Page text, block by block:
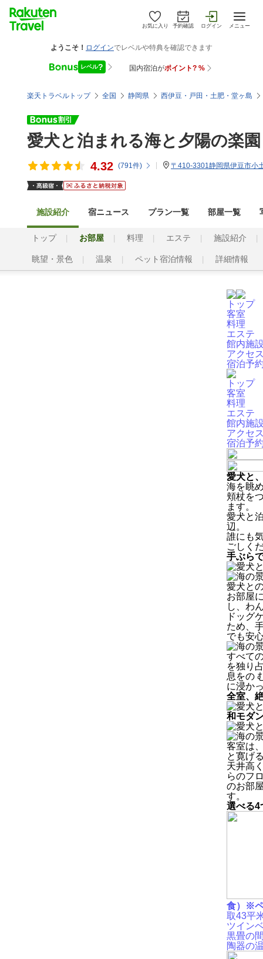
お気に入り 予約確認 ログイン メニュー
楽天トラベルトップ 全国 静岡県 西伊豆・戸田・土肥・堂ヶ島
愛犬と泊まれる海と夕陽の楽
4.32 (791件) 〒410-3301静岡県伊豆市小
施設紹介 宿ニュース プラン一覧 部屋一覧
トップ お部屋 料理 エステ 施設紹介
眺望・景色 温泉 ペット宿泊情報 詳細情報
トップ
客室
料理
エステ
館内施
アクセ
宿泊予
トップ
客室
料理
エステ
館内施
アクセ
宿泊予
愛犬と
海を眺
頬杖を
ます。
愛犬と
辺。
誰にも
ごしく
手ぶら
愛犬と
お部屋
し、わ
ドッグ
ため、
でも安
すべて
を独り
息をの
に浸か
全室、
和モダ
客室は
と寛げ
天井高
らのフ
のお部
す。
選べる4
食）※
取43平
ツイン
黒畳の
陶器の